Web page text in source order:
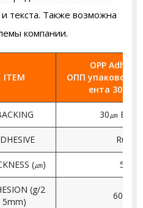
текста. Также возможна
компании.
ITEM
OPP
ОПП
ента 30㎛
30㎛
(㎛) 50±5
(g/2
5mm)
600 이